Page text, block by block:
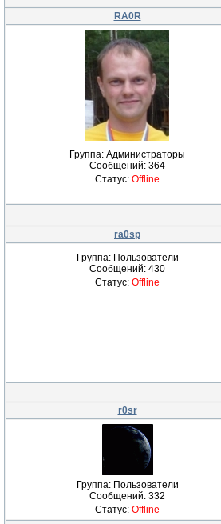
RA0R
Группа: Администраторы
Сообщений: 364
Статус: Offline
ra0sp
Группа: Пользователи
Сообщений: 430
Статус: Offline
r0sr
Группа: Пользователи
Сообщений: 332
Статус: Offline